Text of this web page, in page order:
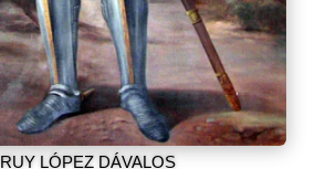
RUY LÓPEZ DÁVALOS